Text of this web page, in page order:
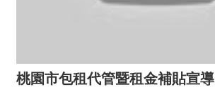
桃園市包租代管暨租金補貼宣導